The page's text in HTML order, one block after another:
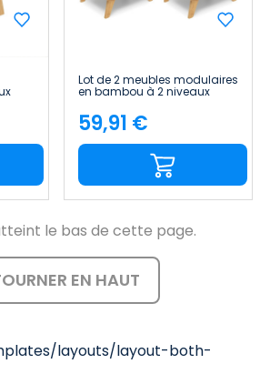
Lot de 2 meubles modulaires
en bambou à 2 niveaux
Thinia Home
Price
59,91 €
le bas de cette page.
EN HAUT
layouts/layout-both-